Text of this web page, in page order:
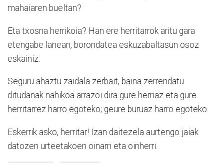
mahaiaren bueltan?
Eta txosna herrikoia? Han ere herritarrok aritu gara
etengabe lanean, borondatea eskuzabaltasun osoz
eskainiz.
Seguru ahaztu zaidala zerbait, baina zerrendatu
ditudanak nahikoa arrazoi dira gure herriaz eta gure
herritarrez harro egoteko; geure buruaz harro egoteko.
Eskerrik asko, herritar! Izan daitezela aurtengo jaiak
datozen urteetakoen oinarri eta oinherri.